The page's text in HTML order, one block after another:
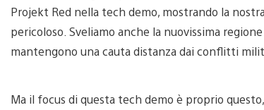
Projekt Red nella tech demo, mostrando la
pericoloso. Sveliamo anche la nuovissima
mantengono una cauta distanza dai conflitti
Ma il focus di questa tech demo è proprio